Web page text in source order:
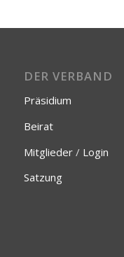
DER VERBAND
Präsidium
Beirat
Mitglieder/ Login
Satzung